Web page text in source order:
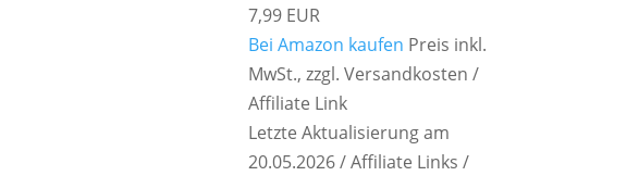
7,99 EUR
Bei Amazon kaufen Preis inkl.
MwSt., zzgl. Versandkosten /
Affiliate Link
Letzte Aktualisierung am
20.05.2026 / Affiliate Links /